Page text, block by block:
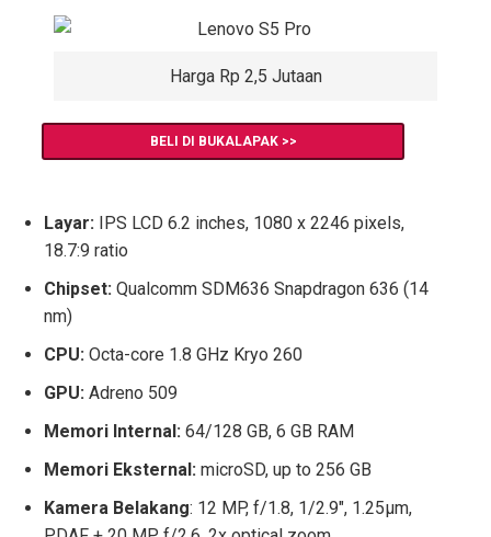
Harga Rp 2,5 Jutaan
BELI DI BUKALAPAK >>
Layar:
IPS LCD 6.2 inches, 1080 x 2246 pixels,
18.7:9 ratio
Chipset: Qualcomm SDM636 Snapdragon 636 (14
nm)
CPU: Octa-core 1.8 GHz Kryo 260
GPU: Adreno 509
Memori Internal: 64/128 GB, 6 GB RAM
Memori Eksternal: microSD, up to 256 GB
Kamera Belakang: 12 MP, f/1.8, 1/2.9″, 1.25µm,